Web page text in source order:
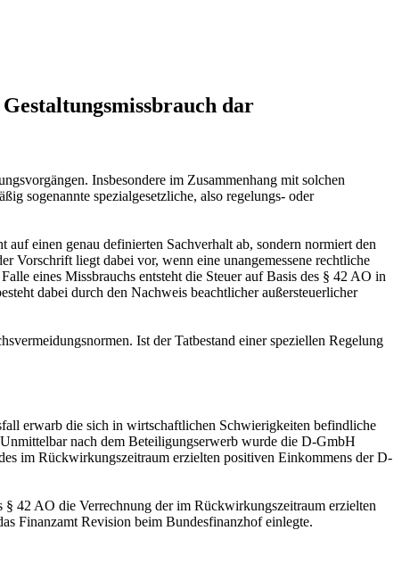
dar
Insbesondere im Zusammenhang mit solchen
sogenannte spezialgesetzliche, also regelungs- oder
einen genau definierten Sachverhalt ab, sondern normiert den
Vorschrift liegt dabei vor, wenn eine unangemessene rechtliche
eines Missbrauchs entsteht die Steuer auf Basis des § 42 AO in
dabei durch den Nachweis beachtlicher außersteuerlicher
Ist der Tatbestand einer speziellen Regelung
erwarb die sich in wirtschaftlichen Schwierigkeiten befindliche
nach dem Beteiligungserwerb wurde die D-GmbH
im Rückwirkungszeitraum erzielten positiven Einkommens der D-
42 AO die Verrechnung der im Rückwirkungszeitraum erzielten
Finanzamt Revision beim Bundesfinanzhof einlegte.